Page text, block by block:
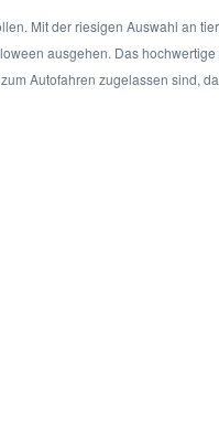
Mit der riesigen Auswahl an
ausgehen. Das
Autofahren zugelassen sind,